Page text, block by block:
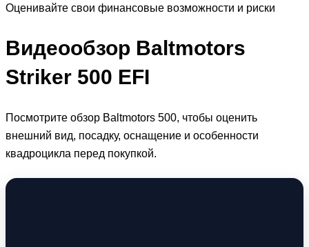
Оценивайте свои финансовые возможности и риски
Видеообзор Baltmotors
Striker 500 EFI
Посмотрите обзор Baltmotors 500, чтобы оценить
внешний вид, посадку, оснащение и особенности
квадроцикла перед покупкой.